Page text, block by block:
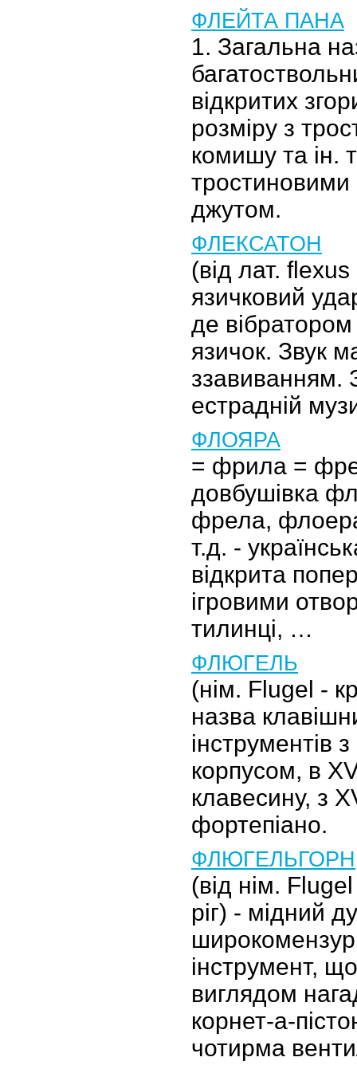
ФЛЕЙТА ПАНА
1. Загальна
відкритих
розміру з
комишу та ін.
тростиновими
джутом.
ФЛЕКСАТОН
(від лат.
язичковий
де
язичок. Звук
ззавиванням.
естрадній
ФЛОЯРА
= фрила =
довбушівка
фрела,
т.д. -
відкрита
ігровими
тилинці, …
ФЛЮГЕЛЬ
(нім. Flugel -
назва
інструментів
корпусом, в
клавесину, з
фортепіано.
ФЛЮГЕЛЬГОРН
(від нім.
ріг) - мідний
інструмент,
виглядом
корнет-а-
чотирма